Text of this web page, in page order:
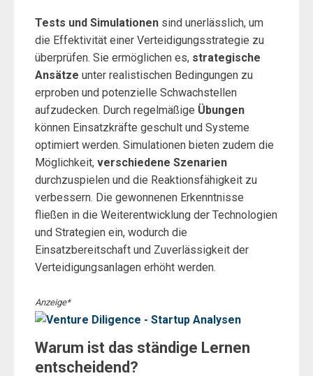
Tests und Simulationen sind unerlässlich, um
die Effektivität einer Verteidigungsstrategie zu
überprüfen. Sie ermöglichen es, strategische
Ansätze unter realistischen Bedingungen zu
erproben und potenzielle Schwachstellen
aufzudecken. Durch regelmäßige Übungen
können Einsatzkräfte geschult und Systeme
optimiert werden. Simulationen bieten zudem die
Möglichkeit, verschiedene Szenarien
durchzuspielen und die Reaktionsfähigkeit zu
verbessern. Die gewonnenen Erkenntnisse
fließen in die Weiterentwicklung der Technologien
und Strategien ein, wodurch die
Einsatzbereitschaft und Zuverlässigkeit der
Verteidigungsanlagen erhöht werden.
Anzeige*
Warum ist das ständige Lernen
entscheidend?